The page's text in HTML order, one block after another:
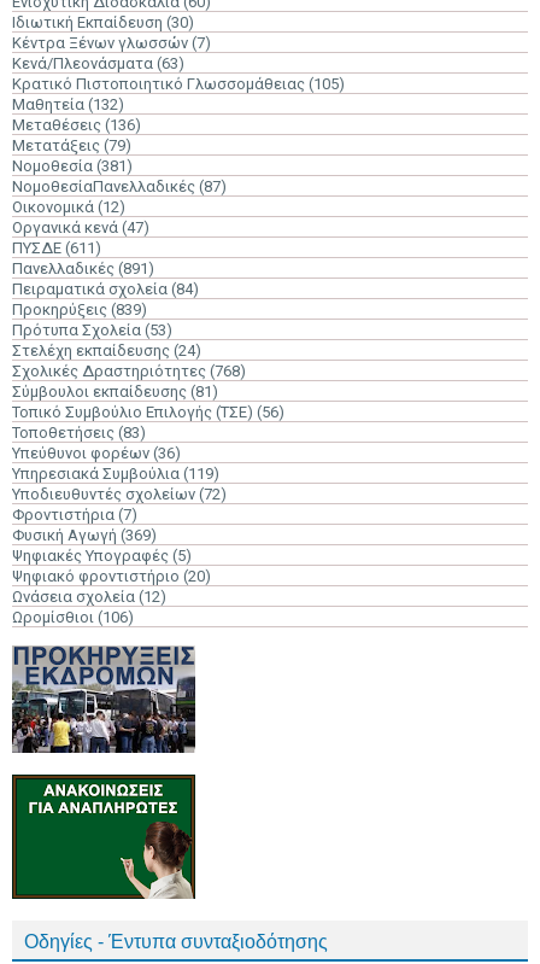
Ιδιωτική Εκπαίδευση (30)
Κέντρα Ξένων γλωσσών (7)
Κενά/Πλεονάσματα (63)
Κρατικό Πιστοποιητικό Γλωσσομάθειας (105)
Μαθητεία (132)
Μεταθέσεις (136)
Μετατάξεις (79)
Νομοθεσία (381)
ΝομοθεσίαΠανελλαδικές (87)
Οικονομικά (12)
Οργανικά κενά (47)
ΠΥΣΔΕ (611)
Πανελλαδικές (891)
Πειραματικά σχολεία (84)
Προκηρύξεις (839)
Πρότυπα Σχολεία (53)
Στελέχη εκπαίδευσης (24)
Σχολικές Δραστηριότητες (768)
Σύμβουλοι εκπαίδευσης (81)
Τοπικό Συμβούλιο Επιλογής (ΤΣΕ) (56)
Τοποθετήσεις (83)
Υπεύθυνοι φορέων (36)
Υπηρεσιακά Συμβούλια (119)
Υποδιευθυντές σχολείων (72)
Φροντιστήρια (7)
Φυσική Αγωγή (369)
Ψηφιακές Υπογραφές (5)
Ψηφιακό φροντιστήριο (20)
Ωνάσεια σχολεία (12)
Ωρομίσθιοι (106)
Οδηγίες - Έντυπα συνταξιοδότησης